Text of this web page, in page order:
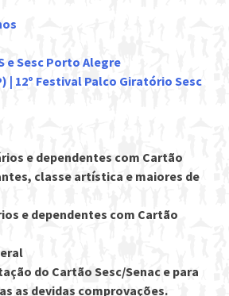
e Sesc Porto Alegre
| 12º Festival Palco Giratório Sesc
e dependentes com Cartão
classe artística e maiores de
e dependentes com Cartão
do Cartão Sesc/Senac e para
as devidas comprovações.